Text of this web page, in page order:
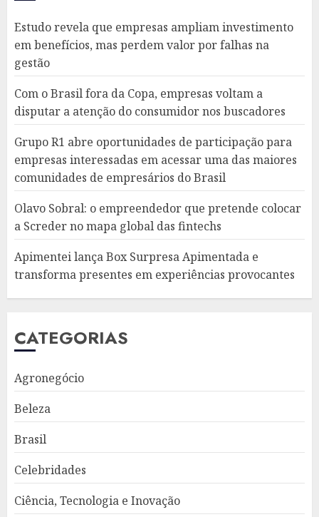
Estudo revela que empresas ampliam investimento
em benefícios, mas perdem valor por falhas na
gestão
Com o Brasil fora da Copa, empresas voltam a
disputar a atenção do consumidor nos buscadores
Grupo R1 abre oportunidades de participação para
empresas interessadas em acessar uma das maiores
comunidades de empresários do Brasil
Olavo Sobral: o empreendedor que pretende colocar
a Screder no mapa global das fintechs
Apimentei lança Box Surpresa Apimentada e
transforma presentes em experiências provocantes
CATEGORIAS
Agronegócio
Beleza
Brasil
Celebridades
Ciência, Tecnologia e Inovação